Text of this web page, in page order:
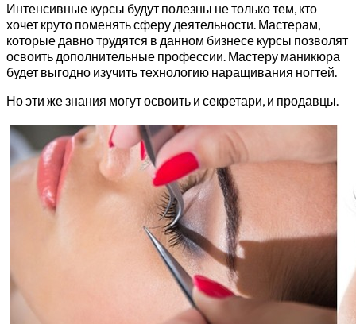
Интенсивные курсы будут полезны не только тем, кто
хочет круто поменять сферу деятельности. Мастерам,
которые давно трудятся в данном бизнесе курсы позволят
освоить дополнительные профессии. Мастеру маникюра
будет выгодно изучить технологию наращивания ногтей.
Но эти же знания могут освоить и секретари, и продавцы.